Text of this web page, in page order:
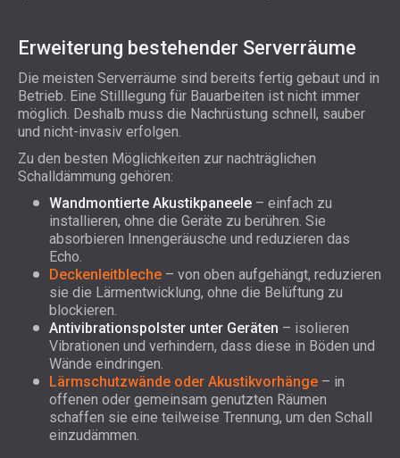
Erweiterung bestehender Serverräume
Die meisten Serverräume sind bereits fertig gebaut und in
Betrieb. Eine Stilllegung für Bauarbeiten ist nicht immer
möglich. Deshalb muss die Nachrüstung schnell, sauber
und nicht-invasiv erfolgen.
Zu den besten Möglichkeiten zur nachträglichen
Schalldämmung gehören:
Wandmontierte Akustikpaneele – einfach zu
installieren, ohne die Geräte zu berühren. Sie
absorbieren Innengeräusche und reduzieren das
Echo.
Deckenleitbleche – von oben aufgehängt, reduzieren
sie die Lärmentwicklung, ohne die Belüftung zu
blockieren.
Antivibrationspolster unter Geräten – isolieren
Vibrationen und verhindern, dass diese in Böden und
Wände eindringen.
Lärmschutzwände oder Akustikvorhänge – in
offenen oder gemeinsam genutzten Räumen
schaffen sie eine teilweise Trennung, um den Schall
einzudämmen.